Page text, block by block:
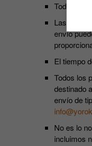
Todos los
Las
envío
El tiempo
Todos los
destinado
envío de
No es lo
incluimos